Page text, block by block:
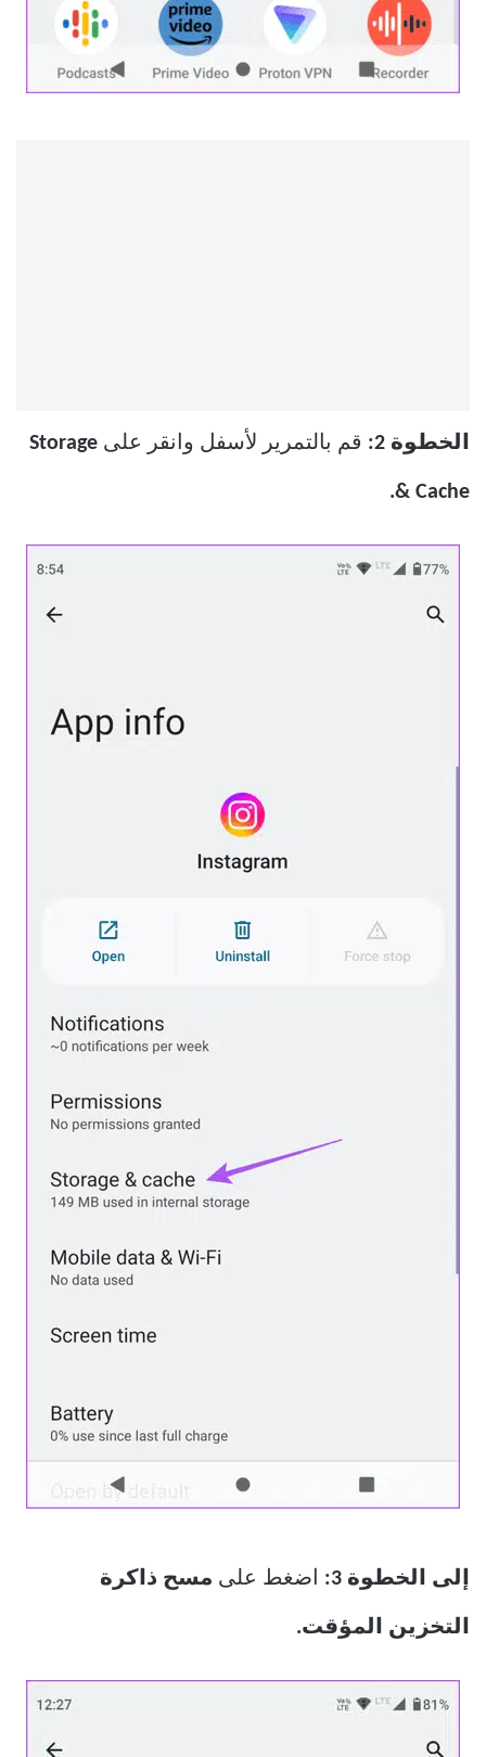
الخطوة 2: قم بالتمرير لأسفل وانقر على Storage
& Cache.
إلى الخطوة 3: اضغط على مسح ذاكرة
التخزين المؤقت.